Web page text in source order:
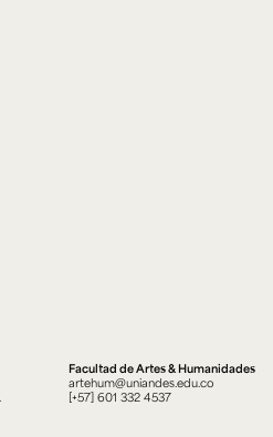
Facultad de Artes & Humanidades
artehum@uniandes.edu.co
[+57] 601 332 4537